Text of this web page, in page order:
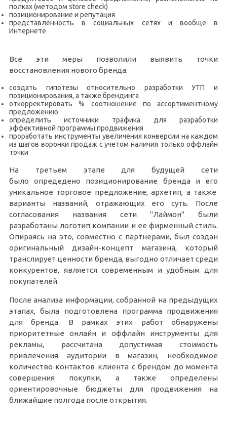
полках (методом store check)
позиционирование и репутация
представленность в социальных сетях и вообще в
Интернете
Все эти меры позволили выявить точки
восстановления нового бренда:
создать гипотезы относительно разработки УТП и
позиционирования, а также брендинга
откорректировать % соотношение по ассортиментному
предложению
определить источники трафика для разработки
эффективной программы продвижения
проработать инструменты увеличения конверсии на каждом
из шагов воронки продаж с учетом наличия только оффлайн
точки
На третьем этапе для будущей сети
было опредедено позиционирование бренда и его
уникальное торговое предложение, архетип, а также
варианты названий, отражающих его суть. После
согласования названия сети "Лаймон" были
разработаны логотип компании и ее фирменный стиль.
Опираясь на это, совместно с партнерами, был создан
оригинальный дизайн-концепт магазина, который
транслирует ценности бренда, выгодно отличает среди
конкурентов, является современным и удобным для
покупателей.
После анализа информации, собранной на предыдущих
этапах, была подготовлена программа продвижения
для бренда. В рамках этих работ обнаружены
приоритетные онлайн и оффлайн инструменты для
рекламы, рассчитана допустимая стоимость
привлечения аудитории в магазин, необходимое
количество контактов клиента с брендом до момента
совершения покупки, а также определены
ориентировочные бюджеты для продвижения на
ближайшие полгода после открытия.